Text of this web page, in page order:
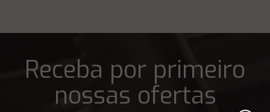
Receba por primeiro
nossas ofertas